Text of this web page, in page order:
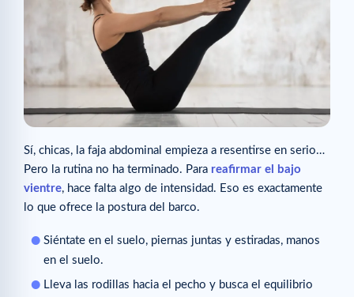
Sí, chicas, la faja abdominal empieza a resentirse en serio…
Pero la rutina no ha terminado. Para reafirmar el bajo
vientre, hace falta algo de intensidad. Eso es exactamente
lo que ofrece la postura del barco.
Siéntate en el suelo, piernas juntas y estiradas, manos
en el suelo.
Lleva las rodillas hacia el pecho y busca el equilibrio